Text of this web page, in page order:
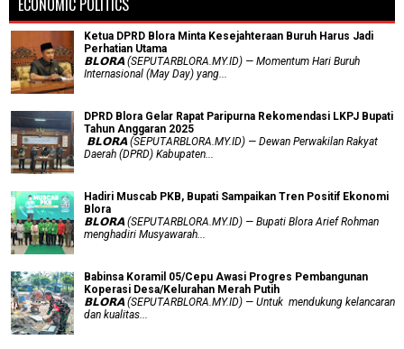
ECONOMIC POLITICS
Ketua DPRD Blora Minta Kesejahteraan Buruh Harus Jadi
Perhatian Utama
​𝗕𝗟𝗢𝗥𝗔 (SEPUTARBLORA.MY.ID) — Momentum Hari Buruh
Internasional (May Day) yang...
DPRD Blora Gelar Rapat Paripurna Rekomendasi LKPJ Bupati
Tahun Anggaran 2025
‎ 𝗕𝗟𝗢𝗥𝗔 (SEPUTARBLORA.MY.ID) — Dewan Perwakilan Rakyat
Daerah (DPRD) Kabupaten...
Hadiri Muscab PKB, Bupati Sampaikan Tren Positif Ekonomi
Blora
𝗕𝗟𝗢𝗥𝗔 (SEPUTARBLORA.MY.ID) — Bupati Blora Arief Rohman
menghadiri Musyawarah...
Babinsa Koramil 05/Cepu Awasi Progres Pembangunan
Koperasi Desa/Kelurahan Merah Putih
𝗕𝗟𝗢𝗥𝗔 (SEPUTARBLORA.MY.ID) — Untuk mendukung kelancaran
dan kualitas...